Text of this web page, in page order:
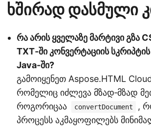
ხშირად დასმული
რა არის ყველაზე მარტივი გზა
TXT‑ში კონვერტაციის
Java-ში?
გამოიყენეთ Aspose.HTML
რომელიც იძლევა მზად‑მზად
როგორიცაა
convertDocument
,
პროცესს აკმაყოფილებს